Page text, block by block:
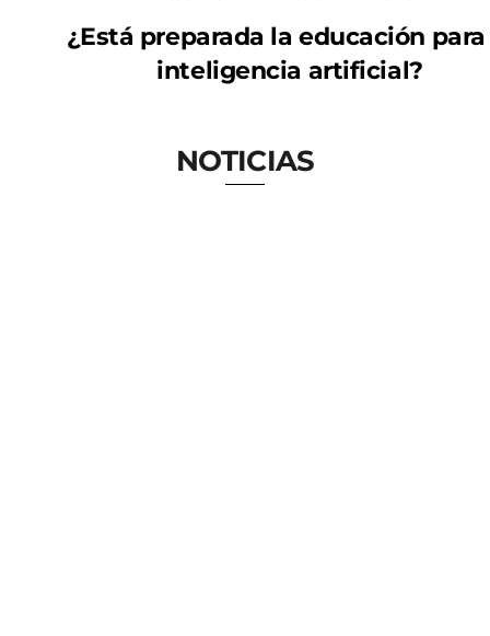
¿Está preparada la educación
inteligencia artificial?
NOTICIAS